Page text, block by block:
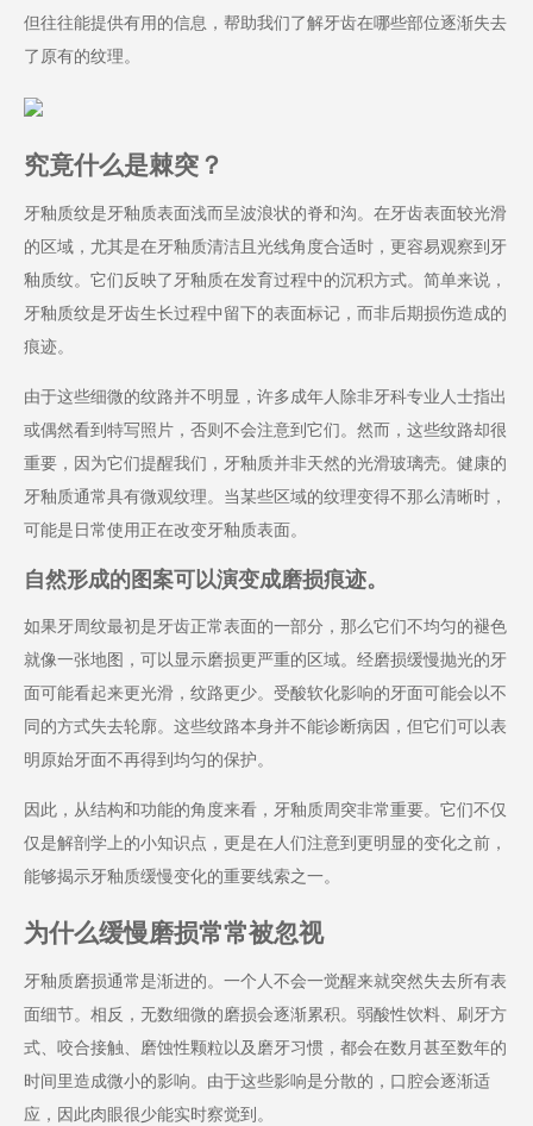
但往往能提供有用的信息，帮助我们了解牙齿在哪些部位逐渐失去
了原有的纹理。
究竟什么是棘突？
牙釉质纹是牙釉质表面浅而呈波浪状的脊和沟。在牙齿表面较光滑
的区域，尤其是在牙釉质清洁且光线角度合适时，更容易观察到牙
釉质纹。它们反映了牙釉质在发育过程中的沉积方式。简单来说，
牙釉质纹是牙齿生长过程中留下的表面标记，而非后期损伤造成的
痕迹。
由于这些细微的纹路并不明显，许多成年人除非牙科专业人士指出
或偶然看到特写照片，否则不会注意到它们。然而，这些纹路却很
重要，因为它们提醒我们，牙釉质并非天然的光滑玻璃壳。健康的
牙釉质通常具有微观纹理。当某些区域的纹理变得不那么清晰时，
可能是日常使用正在改变牙釉质表面。
自然形成的图案可以演变成磨损痕迹。
如果牙周纹最初是牙齿正常表面的一部分，那么它们不均匀的褪色
就像一张地图，可以显示磨损更严重的区域。经磨损缓慢抛光的牙
面可能看起来更光滑，纹路更少。受酸软化影响的牙面可能会以不
同的方式失去轮廓。这些纹路本身并不能诊断病因，但它们可以表
明原始牙面不再得到均匀的保护。
因此，从结构和功能的角度来看，牙釉质周突非常重要。它们不仅
仅是解剖学上的小知识点，更是在人们注意到更明显的变化之前，
能够揭示牙釉质缓慢变化的重要线索之一。
为什么缓慢磨损常常被忽视
牙釉质磨损通常是渐进的。一个人不会一觉醒来就突然失去所有表
面细节。相反，无数细微的磨损会逐渐累积。弱酸性饮料、刷牙方
式、咬合接触、磨蚀性颗粒以及磨牙习惯，都会在数月甚至数年的
时间里造成微小的影响。由于这些影响是分散的，口腔会逐渐适
应，因此肉眼很少能实时察觉到。